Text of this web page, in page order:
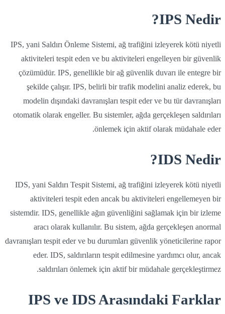
IPS Nedir?
IPS, yani Saldırı Önleme Sistemi, ağ trafiğini izleyerek kötü niyetli
aktiviteleri tespit eden ve bu aktiviteleri engelleyen bir güvenlik
çözümüdür. IPS, genellikle bir ağ güvenlik duvarı ile entegre bir
şekilde çalışır. IPS, belirli bir trafik modelini analiz ederek, bu
modelin dışındaki davranışları tespit eder ve bu tür davranışları
otomatik olarak engeller. Bu sistemler, ağda gerçekleşen saldırıları
önlemek için aktif olarak müdahale eder.
IDS Nedir?
IDS, yani Saldırı Tespit Sistemi, ağ trafiğini izleyerek kötü niyetli
aktiviteleri tespit eden ancak bu aktiviteleri engellemeyen bir
sistemdir. IDS, genellikle ağın güvenliğini sağlamak için bir izleme
aracı olarak kullanılır. Bu sistem, ağda gerçekleşen anormal
davranışları tespit eder ve bu durumları güvenlik yöneticilerine rapor
eder. IDS, saldırıların tespit edilmesine yardımcı olur, ancak
saldırıları önlemek için aktif bir müdahale gerçekleştirmez.
IPS ve IDS Arasındaki Farklar